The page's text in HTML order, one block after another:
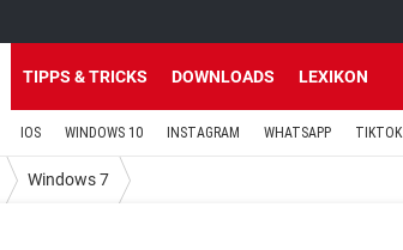
TIPPS & TRICKS DOWNLOADS LEXIKON
IOS WINDOWS 10 INSTAGRAM WHATSAPP TIKTOK
Windows 7